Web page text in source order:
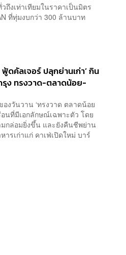
ถึงเท่าเทียมในราคาเป็นมิตร
ที่ทุ่มงบกว่า 300 ล้านบาท
ดคัลเจอร์ ปลุกย่านเก่า’ กิน
รุง ทรงวาด-ตลาดน้อย-
องวันวาน ‘ทรงวาด ตลาดน้อย
อนที่มีเอกลักษณ์เฉพาะตัว โดย
มกล่อมยิ่งขึ้น และยังคืนชีพย่าน
ารเก่าแก่ คาเฟ่เปิดใหม่ บาร์